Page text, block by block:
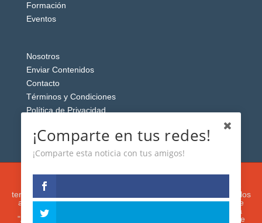
Formación
Eventos
Nosotros
Enviar Contenidos
Contacto
Términos y Condiciones
Política de Privacidad
Esta web usa cookies analíticas y publicitarias (propias y de
terceros) para analizar el tráfico y personalizar el contenido y los
anuncios que le mostremos de acuerdo con su navegación e
intereses, buscando así mejorar su experiencia. Si presiona
"Aceptar" o continúa navegando, acepta su utilización. Puede
¡Comparte en tus redes!
¡Comparte esta noticia con tus amigos!